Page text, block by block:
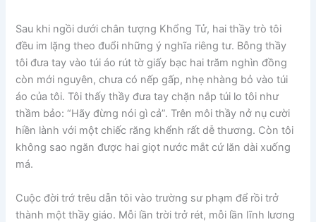
Sau khi ngồi dưới chân tượng Khổng Tử, hai thầy trò tôi
đều im lặng theo đuổi những ý nghĩa riêng tư. Bỗng thầy
tôi đưa tay vào túi áo rút tờ giấy bạc hai trăm nghìn đồng
còn mới nguyên, chưa có nếp gấp, nhẹ nhàng bỏ vào túi
áo của tôi. Tôi thấy thầy đưa tay chặn nắp túi lo tôi như
thầm bảo: “Hãy đừng nói gì cả”. Trên môi thầy nở nụ cười
hiền lành với một chiếc răng khểnh rất dễ thương. Còn tôi
không sao ngăn được hai giọt nước mắt cứ lăn dài xuống
má.
Cuộc đời trớ trêu dẫn tôi vào trường sư phạm để rồi trở
thành một thầy giáo. Mỗi lần trời trở rét, mỗi lần lĩnh lương